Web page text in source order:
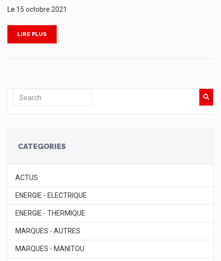
Le 15 octobre 2021
LIRE PLUS
CATEGORIES
ACTUS
ENERGIE - ELECTRIQUE
ENERGIE - THERMIQUE
MARQUES - AUTRES
MARQUES - MANITOU